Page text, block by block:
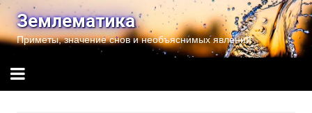
Землематика
Приметы, значение снов и необъяснимых явлений